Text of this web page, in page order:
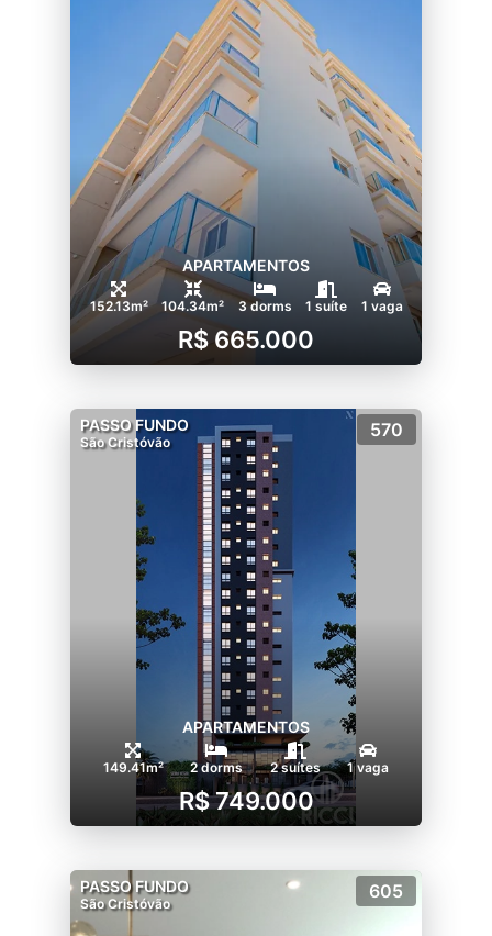
APARTAMENTOS
152.13m² 104.34m² 3 dorms 1 suíte 1 vaga
R$ 665.000
PASSO FUNDO
São Cristóvão
570
APARTAMENTOS
149.41m² 2 dorms 2 suítes 1 vaga
R$ 749.000
PASSO FUNDO
São Cristóvão
605